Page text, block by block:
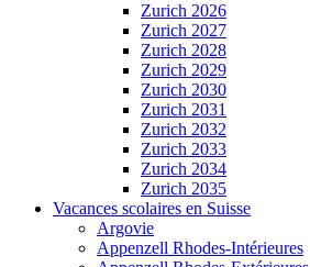
Zurich 2026
Zurich 2027
Zurich 2028
Zurich 2029
Zurich 2030
Zurich 2031
Zurich 2032
Zurich 2033
Zurich 2034
Zurich 2035
Vacances scolaires en Suisse
Argovie
Appenzell Rhodes-Intérieures